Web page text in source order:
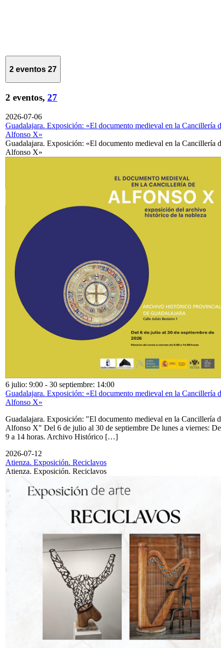
2 eventos 27
2 eventos, 27
2026-07-06
Guadalajara. Exposición: «El documento medieval en la Cancillería
Alfonso X»
Guadalajara. Exposición: «El documento medieval en la Cancillería
Alfonso X»
6 julio: 9:00 - 30 septiembre: 14:00
Guadalajara. Exposición: «El documento medieval en la Cancillería
Alfonso X»
Guadalajara. Exposición: "El documento medieval en la Cancillería
Alfonso X" Del 6 de julio al 30 de septiembre De lunes a viernes: De
9 a 14 horas. Archivo Histórico […]
2026-07-12
Atienza. Exposición. Reciclavos
Atienza. Exposición. Reciclavos